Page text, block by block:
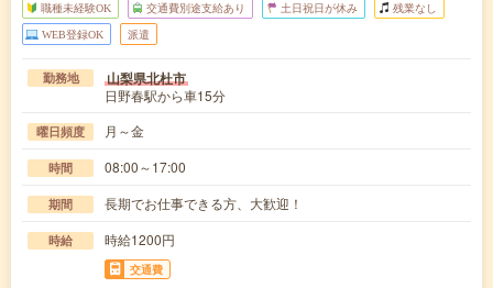
職種未経験OK 交通費別途支給あり 土日祝日が休み 残業なし
WEB登録OK 派遣
勤務地 山梨県北杜市
日野春駅から車15分
曜日頻度 月～金
時間 08:00～17:00
期間 長期でお仕事できる方、大歓迎！
時給 時給1200円
交通費